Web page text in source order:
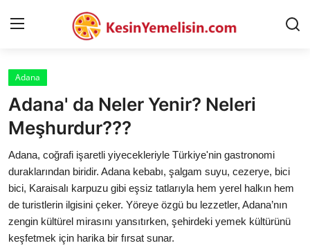
AnaSayfa
Gizlilik Sözleşmesi
Rüya Tabirleri
Diyet & Sağlıklı Beslenme
İletişim
Şehirler
Adana
Adana' da Neler Yenir? Neleri
Meşhurdur???
Adana, coğrafi işaretli yiyecekleriyle Türkiye'nin gastronomi
duraklarından biridir. Adana kebabı, şalgam suyu, cezerye, bici
bici, Karaisalı karpuzu gibi eşsiz tatlarıyla hem yerel halkın hem
de turistlerin ilgisini çeker. Yöreye özgü bu lezzetler, Adana’nın
zengin kültürel mirasını yansıtırken, şehirdeki yemek kültürünü
keşfetmek için harika bir fırsat sunar.